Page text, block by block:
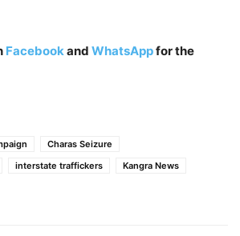
Facebookand WhatsAppfor the
Charas Seizure
interstate traffickers
Kangra News